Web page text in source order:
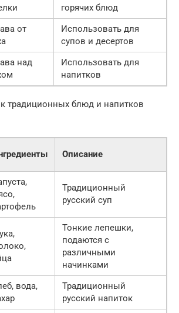
горячих блюд
от
Использовать для
супов и десертов
над
Использовать для
напитков
традиционных блюд и напитков
Описание
Традиционный
русский суп
Тонкие лепешки,
подаются с
различными
начинками
вода,
Традиционный
русский напиток